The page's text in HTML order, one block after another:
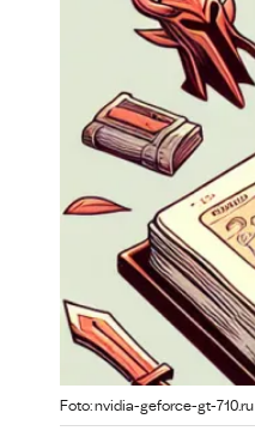
Foto: nvidia-geforce-gt-710.ru